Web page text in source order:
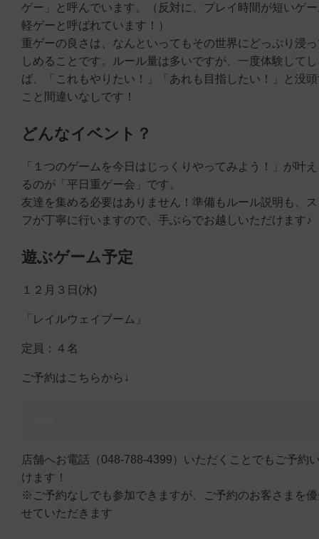
ゲー」と呼んでいます。（反対に、プレイ時間が短いゲ
軽ゲーと呼ばれています！）
重ゲーの良さは、なんといってもその世界にどっぷり浸
しめることです。ルール量は多いですが、一度体験して
ば、「これもやりたい！」「あれも目指したい！」と没
こと間違いなしです！
どんなイベント？
「１つのゲームを今日はじっくりやってみよう！」が叶
るのが「平日重ゲー会」です。
友達を集める必要はありません！準備もルール説明も、
フが丁寧に行いますので、手ぶらでお越しいただけます♪
遊ぶゲーム予定
１２月３日(水)
「レイルウェイブーム」
定員：４名
ご予約はこちらから↓
店舗へお電話（048-788-4399）いただくことでもご予約
けます！
※ご予約なしでも参加できますが、ご予約のお客さまを
せていただきます